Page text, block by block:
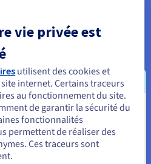
projets en quelques secondes.
des ressources garanties.
: la puissance de ressources
la liberté et la flexibilité du cloud.
(VPS) :
solution accessible avec des
et une polyvalence
:la plus haute performance pour
Lancez-vous dans le big
et le machine learning.
localisé en États-
sur le site de votre pays (États-
vie privée est
utilisent des cookies et
internet. Certains traceurs
au fonctionnement du site.
de garantir la sécurité du
fonctionnalités
permettent de réaliser des
Ces traceurs sont